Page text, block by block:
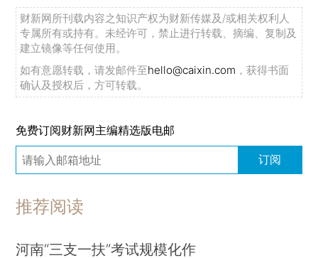
财新网所刊载内容之知识产权为财新传媒及/或相关权利人
专属所有或持有。未经许可，禁止进行转载、摘编、复制及
建立镜像等任何使用。
如有意愿转载，请发邮件至hello@caixin.com ，获得书面
确认及授权后，方可转载。
免费订阅财新网主编精选版电邮
订阅
推荐阅读
河南“三支一扶”考试规模化作